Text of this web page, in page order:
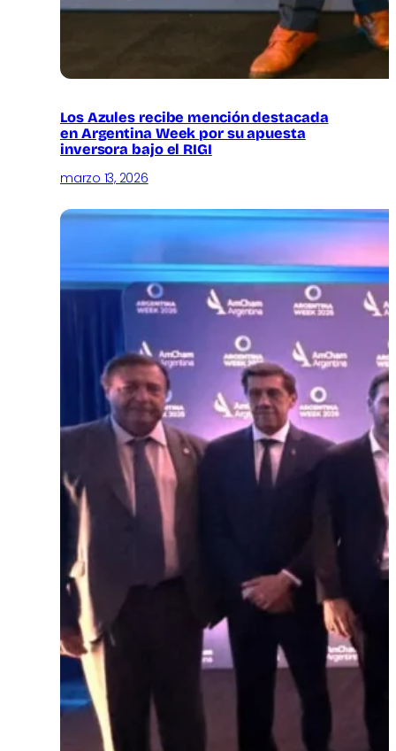
Los Azules recibe mención destacada
en Argentina Week por su apuesta
inversora bajo el RIGI
marzo 13, 2026